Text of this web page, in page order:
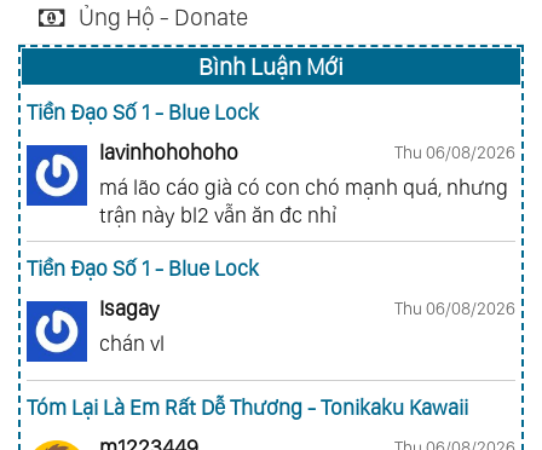
Ủng Hộ - Donate
Bình Luận Mới
Tiền Đạo Số 1 - Blue Lock
lavinhohohoho
Thu 06/08/2026
má lão cáo già có con chó mạnh quá, nhưng
trận này bl2 vẫn ăn đc nhỉ
Tiền Đạo Số 1 - Blue Lock
Isagay
Thu 06/08/2026
chán vl
Tóm Lại Là Em Rất Dễ Thương - Tonikaku Kawaii